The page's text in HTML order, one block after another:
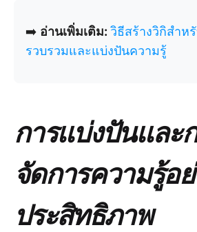
➡️ อ่านเพิ่มเติม: วิธีสร้างวิกิสำ
รวบรวมและแบ่งปันความรู้
การแบ่งปันและ
จัดการความรู้อ
ประสิทธิภาพ